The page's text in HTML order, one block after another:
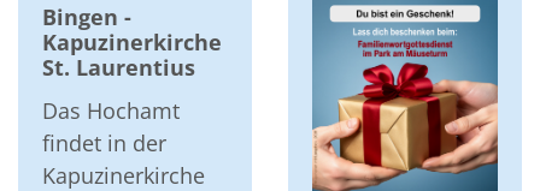
Bingen -
Kapuzinerkirche
St. Laurentius
Das Hochamt
findet in der
Kapuzinerkirche